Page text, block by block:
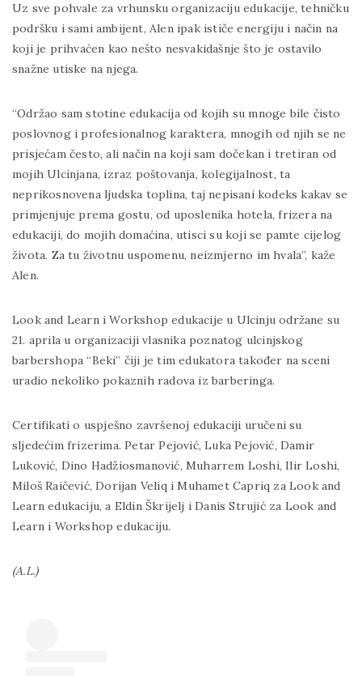
Uz sve pohvale za vrhunsku organizaciju edukacije, tehničku
podršku i sami ambijent, Alen ipak ističe energiju i način na
koji je prihvaćen kao nešto nesvakidašnje što je ostavilo
snažne utiske na njega.
“Održao sam stotine edukacija od kojih su mnoge bile čisto
poslovnog i profesionalnog karaktera, mnogih od njih se ne
prisjećam često, ali način na koji sam dočekan i tretiran od
mojih Ulcinjana, izraz poštovanja, kolegijalnost, ta
neprikosnovena ljudska toplina, taj nepisani kodeks kakav se
primjenjuje prema gostu, od uposlenika hotela, frizera na
edukaciji, do mojih domaćina, utisci su koji se pamte cijelog
života. Za tu životnu uspomenu, neizmjerno im hvala”, kaže
Alen.
Look and Learn i Workshop edukacije u Ulcinju održane su
21. aprila u organizaciji vlasnika poznatog ulcinjskog
barbershopa “Beki” čiji je tim edukatora također na sceni
uradio nekoliko pokaznih radova iz barberinga.
Certifikati o uspješno završenoj edukaciji uručeni su
sljedećim frizerima. Petar Pejović, Luka Pejović, Damir
Luković, Dino Hadžiosmanović, Muharrem Loshi, Ilir Loshi,
Miloš Raičević, Dorijan Veliq i Muhamet Capriq za Look and
Learn edukaciju, a Eldin Škrijelj i Danis Strujić za Look and
Learn i Workshop edukaciju.
(A.L.)